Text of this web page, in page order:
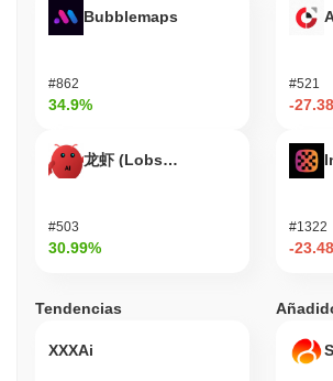
Bubblemaps
#862
34.9%
龙虾 (Lobster)
#503
30.99%
#521
-
#1322
-
Tendencias
XXXAi